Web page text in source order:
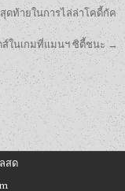
ดท้ายในการไล่ล่าโคดี้กัค
ในเกมที่แมนฯ ซิตี้ชนะ →
สด